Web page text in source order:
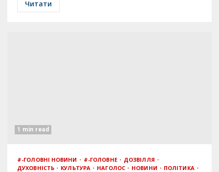
Читати
1 min read
#-ГОЛОВНІ НОВИНИ #-ГОЛОВНЕ
ДОЗВІЛЛЯ
ДУХОВНІСТЬ
КУЛЬТУРА НАГОЛОС НОВИНИ
ПОЛІТИКА